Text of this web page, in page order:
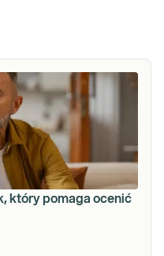
który pomaga ocenić